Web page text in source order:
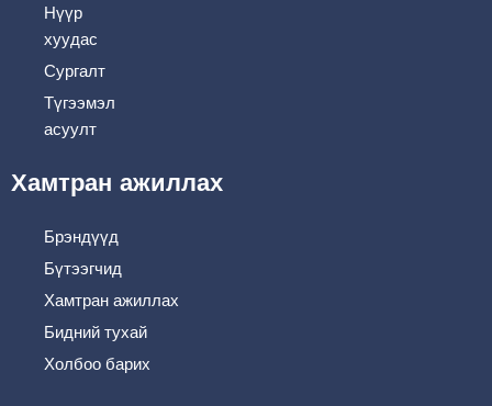
Нүүр
хуудас
Сургалт
Түгээмэл
асуулт
Хамтран ажиллах
Брэндүүд
Бүтээгчид
Хамтран ажиллах
Бидний тухай
Холбоо барих